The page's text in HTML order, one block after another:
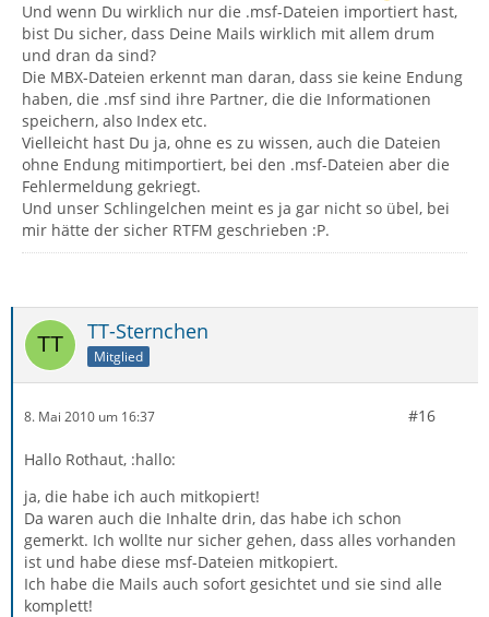
Und wenn Du wirklich nur die .msf-Dateien importiert hast,
bist Du sicher, dass Deine Mails wirklich mit allem drum
und dran da sind?
Die MBX-Dateien erkennt man daran, dass sie keine Endung
haben, die .msf sind ihre Partner, die die Informationen
speichern, also Index etc.
Vielleicht hast Du ja, ohne es zu wissen, auch die Dateien
ohne Endung mitimportiert, bei den .msf-Dateien aber die
Fehlermeldung gekriegt.
Und unser Schlingelchen meint es ja gar nicht so übel, bei
mir hätte der sicher RTFM geschrieben :P.
TT-Sternchen
Mitglied
8. Mai 2010 um 16:37 #16
Hallo Rothaut, :hallo:
ja, die habe ich auch mitkopiert!
Da waren auch die Inhalte drin, das habe ich schon
gemerkt. Ich wollte nur sicher gehen, dass alles vorhanden
ist und habe diese msf-Dateien mitkopiert.
Ich habe die Mails auch sofort gesichtet und sie sind alle
komplett!